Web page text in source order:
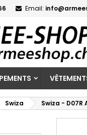
Email:
Swiza Swiza - D07R
add_circle_outline